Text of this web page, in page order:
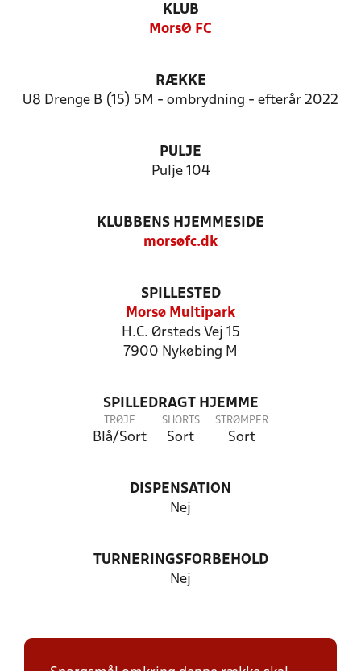
KLUB
MorsØ FC
RÆKKE
U8 Drenge B (15) 5M - ombrydning - efterår 2022
PULJE
Pulje 104
KLUBBENS HJEMMESIDE
morsøfc.dk
SPILLESTED
Morsø Multipark
H.C. Ørsteds Vej 15
7900 Nykøbing M
SPILLEDRAGT HJEMME
TRØJE
Blå/Sort
SHORTS
Sort
STRØMPER
Sort
DISPENSATION
Nej
TURNERINGSFORBEHOLD
Nej